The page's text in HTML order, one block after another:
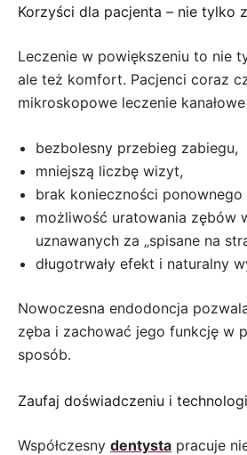
Korzyści dla pacjenta – nie tylko
Leczenie w powiększeniu to nie
ale też komfort. Pacjenci coraz
mikroskopowe leczenie
bezbolesny przebieg zabiegu,
mniejszą liczbę wizyt,
brak konieczności ponownego
możliwość uratowania zębów
uznawanych za „spisane na
długotrwały efekt i naturalny
Nowoczesna endodoncja
zęba i zachować jego funkcję w
sposób.
Zaufaj doświadczeniu i
Współczesny dentysta pracuje